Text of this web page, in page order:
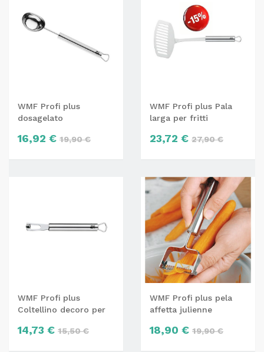
WMF Profi plus
dosagelato
16,92 € 19,90 €
WMF Profi plus Pala
larga per fritti
23,72 € 27,90 €
WMF Profi plus
Coltellino decoro per
14,73 € 15,50 €
WMF Profi plus pela
affetta julienne
18,90 € 19,90 €